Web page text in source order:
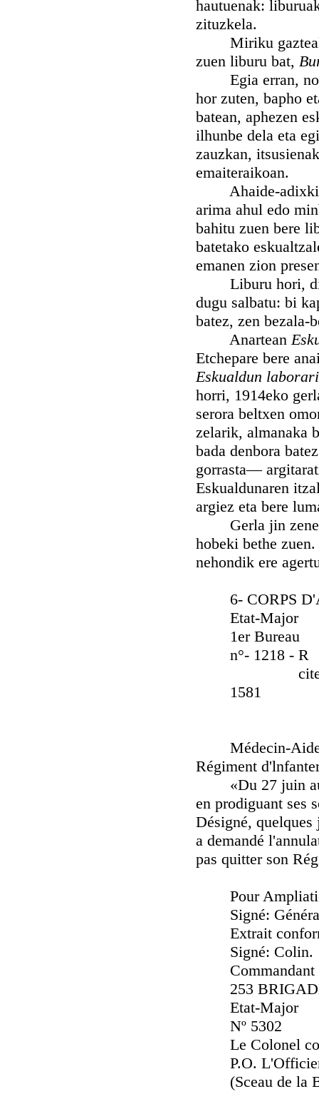
hautuenak:
zituzkela.
Miriku gazteak
zuen liburu bat,
Egia erran, nor
hor zuten, bapho
batean, aphezen
ilhunbe dela eta
zauzkan,
emaiteraikoan.
Ahaide-
arima ahul edo
bahitu zuen bere
batetako
emanen zion
Liburu hori,
dugu salbatu: bi
batez, zen bezala-
Anartean
Etchepare bere
Eskualdun
horri, 1914eko
serora beltxen
zelarik, almanaka
bada denbora
gorrasta—
Eskualdunaren
argiez eta bere
Gerla jin
hobeki bethe
nehondik ere
6- CORPS
Etat-Major
1er
n°- 1218 - R
cite à
1581
Médecin-Aide-
Régiment
«Du 27 juin au
en prodiguant ses
Désigné, quelques
a demandé
pas quitter son
Pour
Signé:
Extrait
Signé: Colin.
Commandant
253
Etat-
Nº 5302
Le Colonel
P.O. L'Officier
(Sceau de la